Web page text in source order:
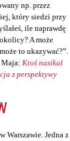
np. przez
który siedzi przy
ile naprawdę
A może
to ukazywać?”.
Maja: Ktoś nasikał
z perspektywy
Warszawie. Jedna z